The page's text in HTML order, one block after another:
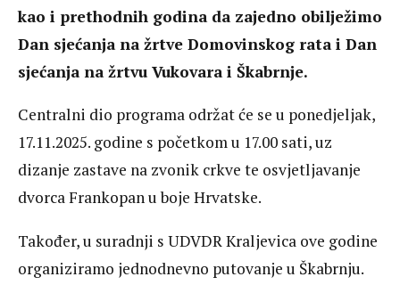
kao i prethodnih godina da zajedno obilježimo
Dan sjećanja na žrtve Domovinskog rata i Dan
sjećanja na žrtvu Vukovara i Škabrnje.
Centralni dio programa održat će se u ponedjeljak,
17.11.2025. godine s početkom u 17.00 sati, uz
dizanje zastave na zvonik crkve te osvjetljavanje
dvorca Frankopan u boje Hrvatske.
Također, u suradnji s UDVDR Kraljevica ove godine
organiziramo jednodnevno putovanje u Škabrnju.